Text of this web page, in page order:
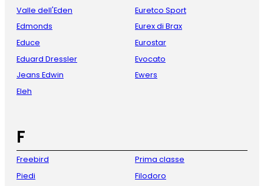
Valle dell'Eden
Edmonds
Educe
Eduard Dressler
Jeans Edwin
Eleh
Euretco Sport
Eurex di Brax
Eurostar
Evocato
Ewers
F
Freebird
Piedi
Prima classe
Filodoro